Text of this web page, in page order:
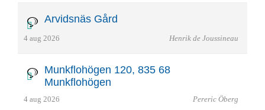
Arvidsnäs Gård
4 aug 2026 Henrik de Joussineau
Munkflohögen 120, 835 68
Munkflohögen
4 aug 2026 Pereric Öberg